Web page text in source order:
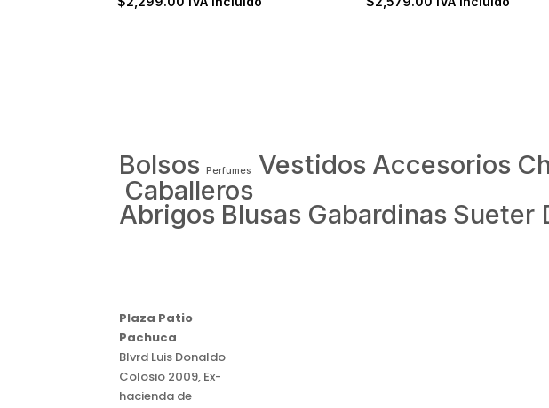
Bolsos Perfumes Vestidos Accesorios
Caballeros
Abrigos Blusas Gabardinas Sueter
Plaza Patio
Pachuca
Blvrd Luis Donaldo
Colosio 2009, Ex-
hacienda de